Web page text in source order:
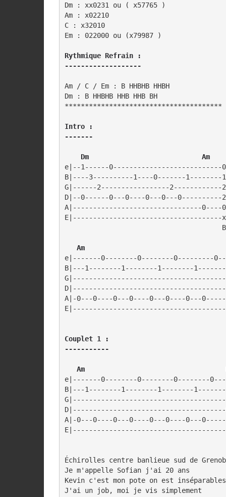
Dm : xx0231 ou ( x57765 )
Am : x02210
C : x32010
Em : 022000 ou (x79987 )
Rythmique Refrain :
-------------------
Am / C / Em : B HHBHB HHBH
Dm : B HHBHB HHB HHB BH
***************************************
Intro :
-------
   Dm                            Am
e|--1------0---------------------------
B|----3----------1----0-------1--------
G|------2-----------------2------------
D|--0------0---0----0---0---
A|--------------------------------0----
E|-------------------------------------
e|-------0--------0--------0---------
B|---1--------1--------1--------
A|-0---0----0---0----0---0----0---
Couplet 1 :
-----------
Am
e|-------0--------0--------0--------
B|---1--------1--------1--------
D|--------------------------------------
A|-0---0----0---0----0---0----0---
Échirolles centre banlieue sud de
Je m'appelle Sofian j'ai 20 ans
Kevin c'est mon pote on est inséparables
J'ai un job, moi je vis simplement